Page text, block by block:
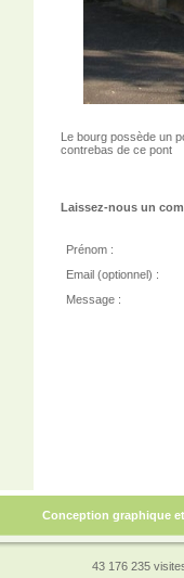
Le bourg possède un
contrebas de ce pont
Laissez-nous un
Prénom :
Email (optionnel) :
Message :
Conception graphique
43 176 235